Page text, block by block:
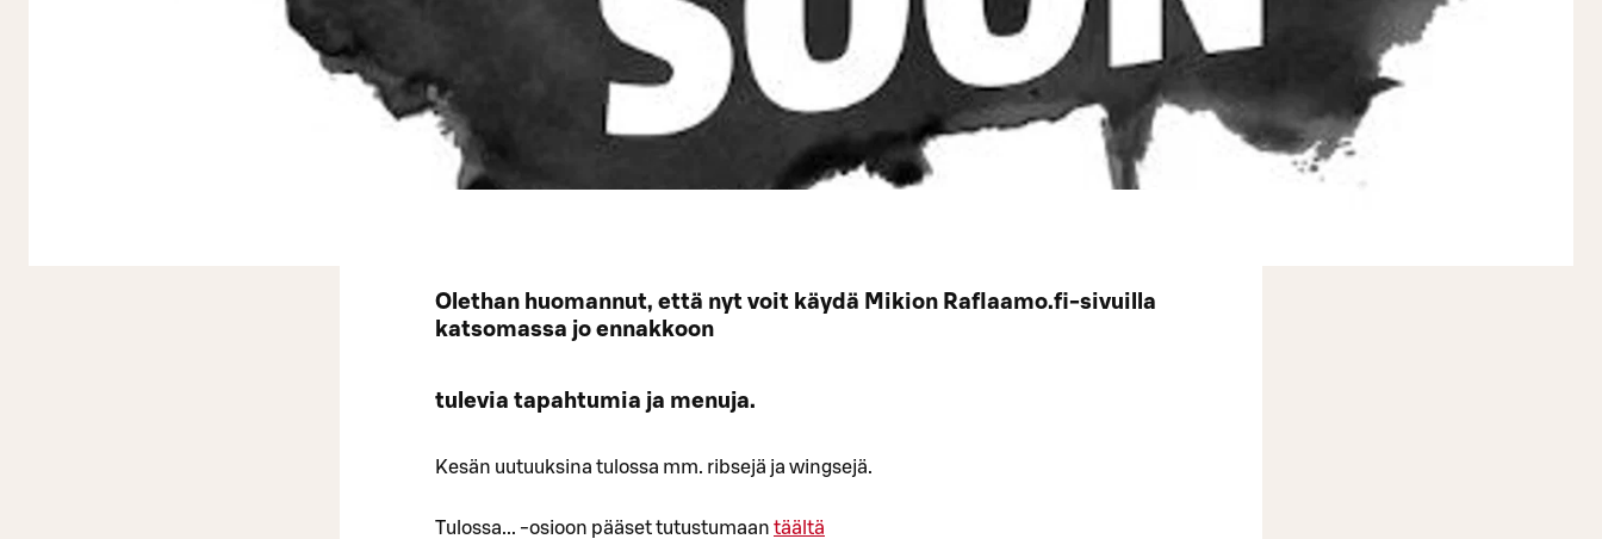
Olethan huomannut, että nyt voit käydä Mikion Raflaamo.fi-sivuilla
katsomassa jo ennakkoon
tulevia tapahtumia ja menuja.
Kesän uutuuksina tulossa mm. ribsejä ja wingsejä.
Tulossa... -osioon pääset tutustumaan täältä